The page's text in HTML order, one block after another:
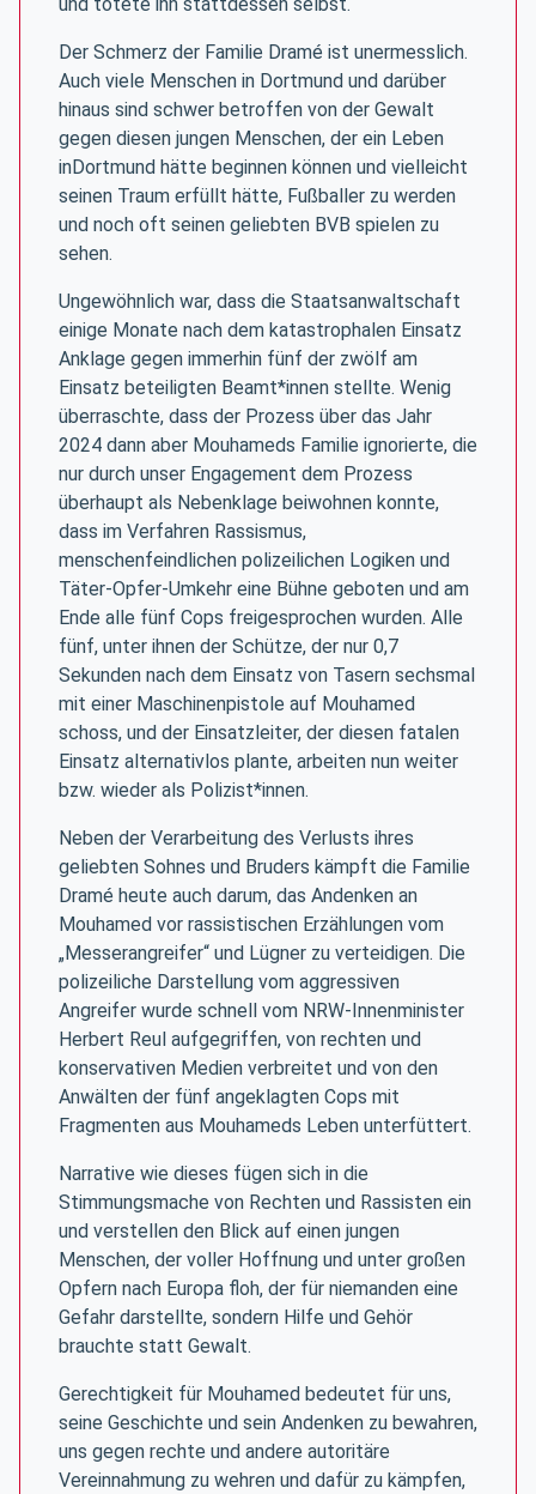
Der Schmerz der Familie Dramé ist unermesslich.
Auch viele Menschen in Dortmund und darüber
hinaus sind schwer betroffen von der Gewalt
gegen diesen jungen Menschen, der ein Leben
inDortmund hätte beginnen können und vielleicht
seinen Traum erfüllt hätte, Fußballer zu werden
und noch oft seinen geliebten BVB spielen zu
sehen.
Ungewöhnlich war, dass die Staatsanwaltschaft
einige Monate nach dem katastrophalen Einsatz
Anklage gegen immerhin fünf der zwölf am
Einsatz beteiligten Beamt*innen stellte. Wenig
überraschte, dass der Prozess über das Jahr
2024 dann aber Mouhameds Familie ignorierte, die
nur durch unser Engagement dem Prozess
überhaupt als Nebenklage beiwohnen konnte,
dass im Verfahren Rassismus,
menschenfeindlichen polizeilichen Logiken und
Täter-Opfer-Umkehr eine Bühne geboten und am
Ende alle fünf Cops freigesprochen wurden. Alle
fünf, unter ihnen der Schütze, der nur 0,7
Sekunden nach dem Einsatz von Tasern sechsmal
mit einer Maschinenpistole auf Mouhamed
schoss, und der Einsatzleiter, der diesen fatalen
Einsatz alternativlos plante, arbeiten nun weiter
bzw. wieder als Polizist*innen.
Neben der Verarbeitung des Verlusts ihres
geliebten Sohnes und Bruders kämpft die Familie
Dramé heute auch darum, das Andenken an
Mouhamed vor rassistischen Erzählungen vom
„Messerangreifer“ und Lügner zu verteidigen. Die
polizeiliche Darstellung vom aggressiven
Angreifer wurde schnell vom NRW-Innenminister
Herbert Reul aufgegriffen, von rechten und
konservativen Medien verbreitet und von den
Anwälten der fünf angeklagten Cops mit
Fragmenten aus Mouhameds Leben unterfüttert.
Narrative wie dieses fügen sich in die
Stimmungsmache von Rechten und Rassisten ein
und verstellen den Blick auf einen jungen
Menschen, der voller Hoffnung und unter großen
Opfern nach Europa floh, der für niemanden eine
Gefahr darstellte, sondern Hilfe und Gehör
brauchte statt Gewalt.
Gerechtigkeit für Mouhamed bedeutet für uns,
seine Geschichte und sein Andenken zu bewahren,
uns gegen rechte und andere autoritäre
Vereinnahmung zu wehren und dafür zu kämpfen,